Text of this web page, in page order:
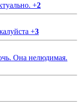
+2
+3
Она нелюдимая.